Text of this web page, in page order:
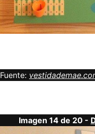
Fuente:
Imagen 14 de 20 -